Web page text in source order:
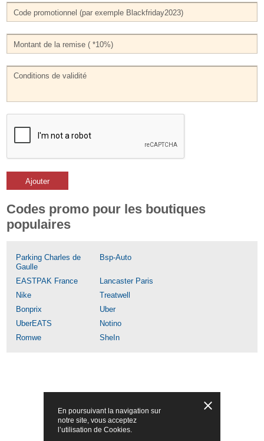
Ajouter
Codes promo pour les boutiques
populaires
Parking Charles de
Gaulle
Bsp-Auto
EASTPAK France
Lancaster Paris
Nike
Treatwell
Bonprix
Uber
UberEATS
Notino
Romwe
SheIn
En poursuivant la navigation sur
notre site, vous acceptez
l’utilisation de Cookies.